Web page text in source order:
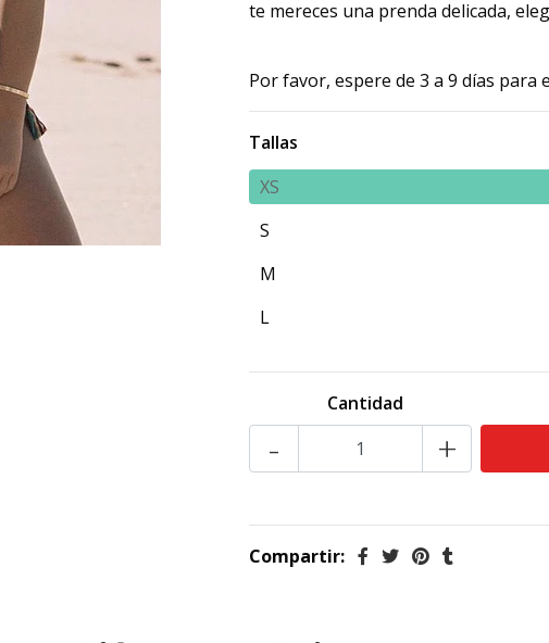
te mereces una prenda delicada,
Por favor, espere de 3 a 9 días para
Tallas
XS
S
M
L
Cantidad
- +
Compartir: